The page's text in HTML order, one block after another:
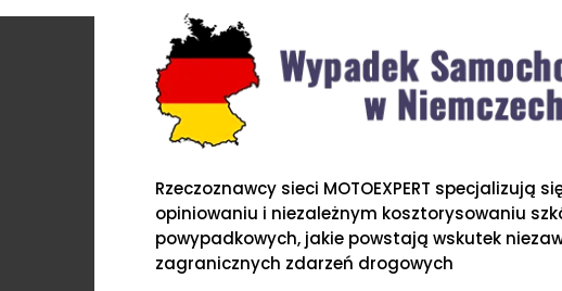
Rzeczoznawcy sieci MOTOEXPERT specjalizują
opiniowaniu i niezależnym kosztorysowaniu
powypadkowych, jakie powstają wskutek
zagranicznych zdarzeń drogowych